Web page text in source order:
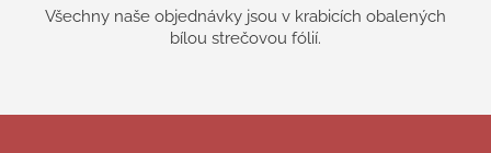
Všechny naše objednávky jsou v krabicích obalených
bílou strečovou fólií.
Z